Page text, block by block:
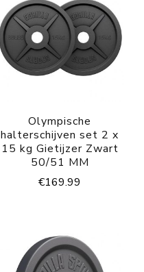
Olympische
halterschijven set 2 x
15 kg Gietijzer Zwart
50/51 MM
€169.99